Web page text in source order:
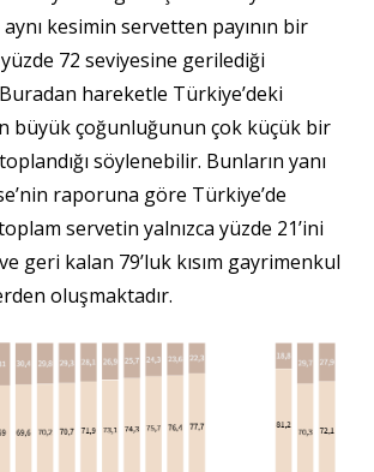
kesimin servetten payının bir
yüzde 72 seviyesine gerilediği
hareketle Türkiye’deki
büyük çoğunluğunun çok küçük bir
söylenebilir. Bunların yanı
raporuna göre Türkiye’de
servetin yalnızca yüzde 21’ini
geri kalan 79’luk kısım gayrimenkul
oluşmaktadır.